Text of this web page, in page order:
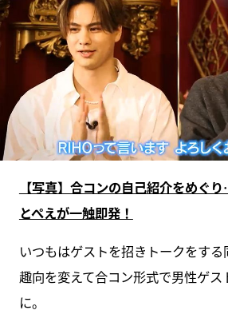
【写真】合コンの自己紹介をめぐ
とぺえが一触即発！
いつもはゲストを招きトークをす
趣向を変えて合コン形式で男性ゲス
に。